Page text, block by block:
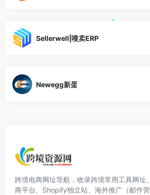
Sellerwell|嗖卖ERP
Newegg新蛋
跨境电商网址导航，收录跨境常用工具网址
商平台、Shopify独立站、海外推广（邮件营